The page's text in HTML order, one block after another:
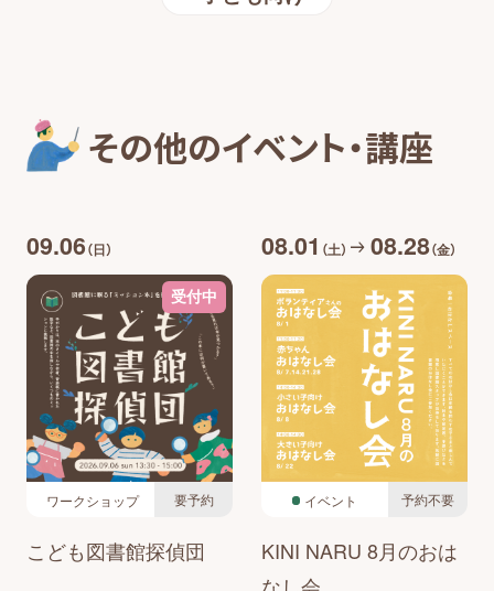
その他のイベント・講座
09.06（日）
受付中
ワークショップ 要予約
こども図書館探偵団
08.01 （土） 08.28（金）
イベント 予約不要
KINI NARU 8月のおは